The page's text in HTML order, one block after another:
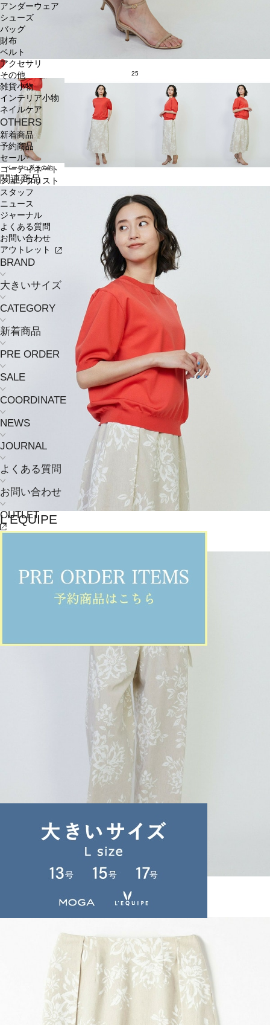
アンダーウェア
シューズ
バッグ
財布
ベルト
アクセサリ
その他
雑貨小物
インテリア小物
ネイルケア
OTHERS
新着商品
予約商品
セール
コーディネート
ショップリスト
スタッフ
ニュース
ジャーナル
よくある質問
お問い合わせ
アウトレット
BRAND
大きいサイズ
CATEGORY
新着商品
PRE ORDER
SALE
COORDINATE
NEWS
JOURNAL
よくある質問
お問い合わせ
OUTLET
25
ベージュ系その他
関連商品
L'EQUIPE
ニット(にっと) /
(ぱんつ) /